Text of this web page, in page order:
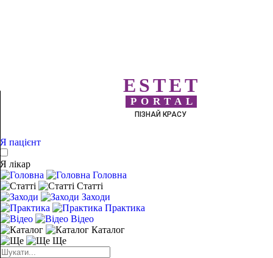
ESTET
PORTAL
ПІЗНАЙ КРАСУ
Я пацієнт
Я лікар
Головна
Статті
Заходи
Практика
Відео
Каталог
Ще